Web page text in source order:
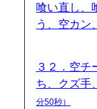
喰い直し、
う、空カ
３２．空チ
ち、クズ手
分50秒）